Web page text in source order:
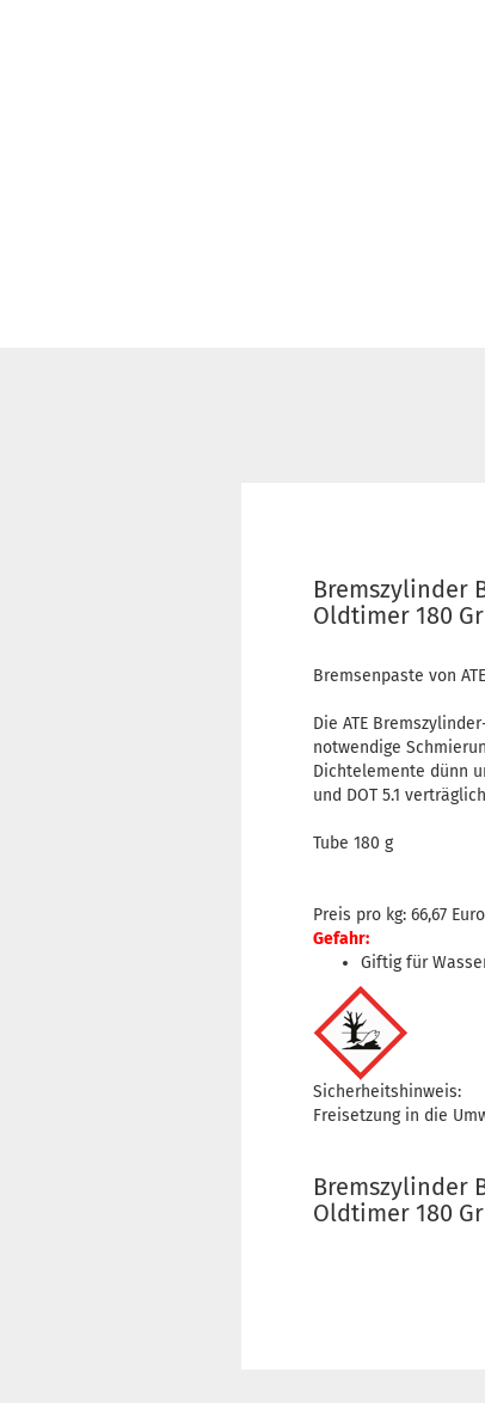
Bremszylinder
Oldtimer 180 Gr
Bremsenpaste von
Die ATE
notwendige
Dichtelemente dünn
und DOT 5.1
Tube 180 g
Preis pro kg: 66,67 Euro
Gefahr:
Giftig für
Sicherheitshinweis:
Freisetzung in die
Bremszylinder
Oldtimer 180 Gr